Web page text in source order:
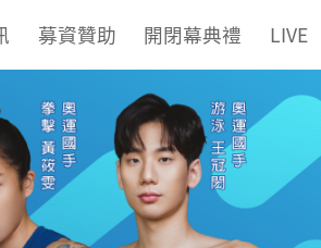
募資贊助 開閉幕典禮 LIVE